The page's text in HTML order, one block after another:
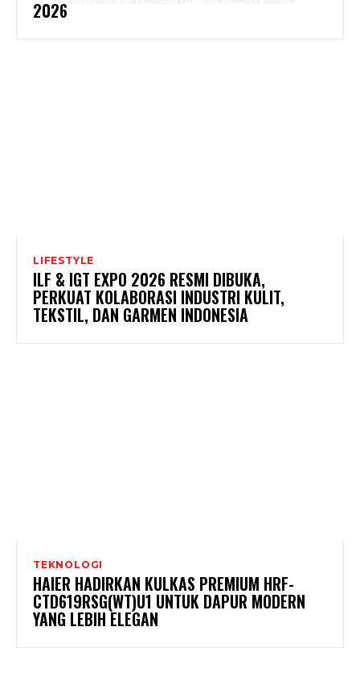
2026
LIFESTYLE
ILF & IGT EXPO 2026 RESMI DIBUKA,
PERKUAT KOLABORASI INDUSTRI KULIT,
TEKSTIL, DAN GARMEN INDONESIA
TEKNOLOGI
HAIER HADIRKAN KULKAS PREMIUM HRF-
CTD619RSG(WT)U1 UNTUK DAPUR MODERN
YANG LEBIH ELEGAN